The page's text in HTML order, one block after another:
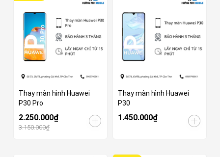
Thay màn hình Huawei
P30 Pro
2.250.000₫
3.150.000₫
Thay màn hình Huawei
P30
1.450.000₫